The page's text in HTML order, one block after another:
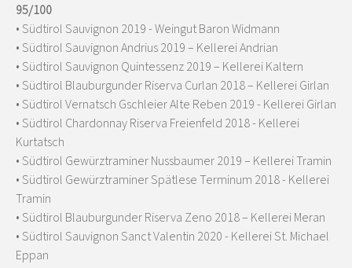
95/100
• Südtirol Sauvignon 2019 - Weingut Baron Widmann
• Südtirol Sauvignon Andrius 2019 – Kellerei Andrian
• Südtirol Sauvignon Quintessenz 2019 – Kellerei Kaltern
• Südtirol Blauburgunder Riserva Curlan 2018 – Kellerei Girlan
• Südtirol Vernatsch Gschleier Alte Reben 2019 - Kellerei Girlan
• Südtirol Chardonnay Riserva Freienfeld 2018 - Kellerei
Kurtatsch
• Südtirol Gewürztraminer Nussbaumer 2019 – Kellerei Tramin
• Südtirol Gewürztraminer Spätlese Terminum 2018 - Kellerei
Tramin
• Südtirol Blauburgunder Riserva Zeno 2018 – Kellerei Meran
• Südtirol Sauvignon Sanct Valentin 2020 - Kellerei St. Michael
Eppan